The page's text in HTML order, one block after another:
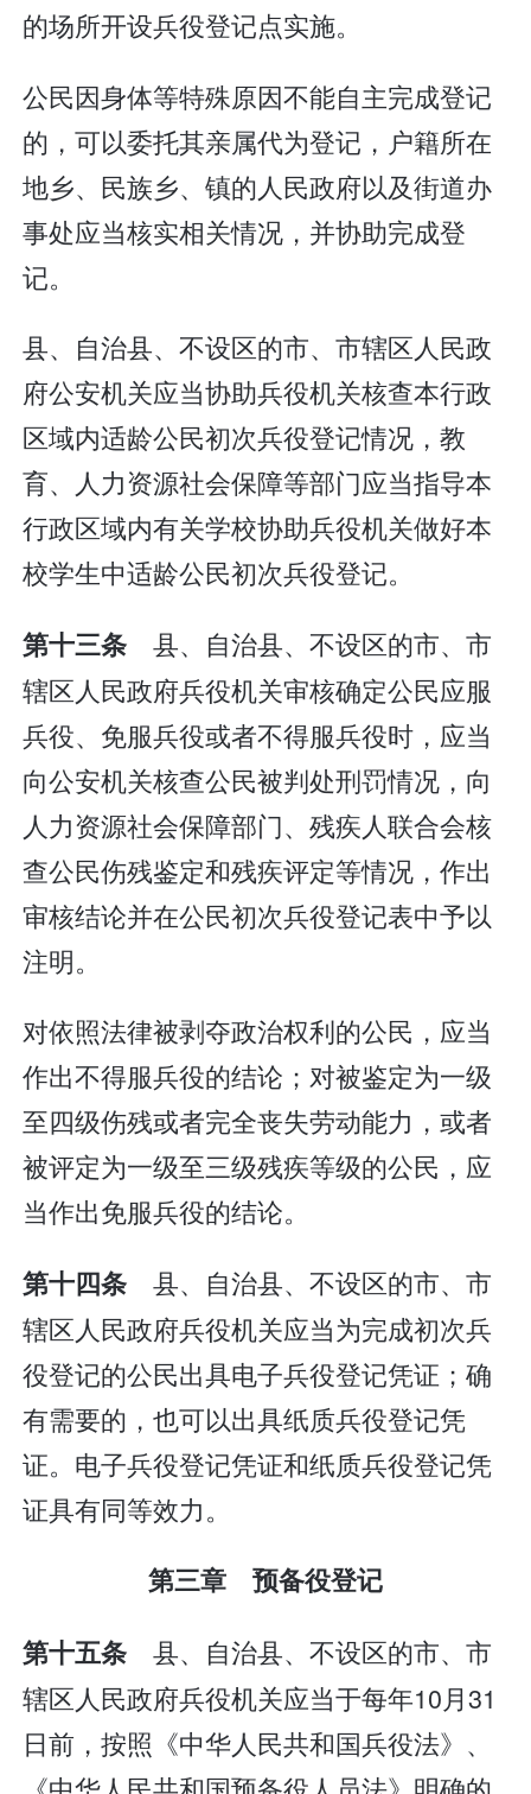
的场所开设兵役登记点实施。
公民因身体等特殊原因不能自主完成登记
的，可以委托其亲属代为登记，户籍所在
地乡、民族乡、镇的人民政府以及街道办
事处应当核实相关情况，并协助完成登
记。
县、自治县、不设区的市、市辖区人民政
府公安机关应当协助兵役机关核查本行政
区域内适龄公民初次兵役登记情况，教
育、人力资源社会保障等部门应当指导本
行政区域内有关学校协助兵役机关做好本
校学生中适龄公民初次兵役登记。
第十三条县、自治县、不设区的市、市
辖区人民政府兵役机关审核确定公民应服
兵役、免服兵役或者不得服兵役时，应当
向公安机关核查公民被判处刑罚情况，向
人力资源社会保障部门、残疾人联合会核
查公民伤残鉴定和残疾评定等情况，作出
审核结论并在公民初次兵役登记表中予以
注明。
对依照法律被剥夺政治权利的公民，应当
作出不得服兵役的结论；对被鉴定为一级
至四级伤残或者完全丧失劳动能力，或者
被评定为一级至三级残疾等级的公民，应
当作出免服兵役的结论。
第十四条县、自治县、不设区的市、市
辖区人民政府兵役机关应当为完成初次兵
役登记的公民出具电子兵役登记凭证；确
有需要的，也可以出具纸质兵役登记凭
证。电子兵役登记凭证和纸质兵役登记凭
证具有同等效力。
第三章 预备役登记
第十五条县、自治县、不设区的市、市
辖区人民政府兵役机关应当于每年10月31
日前，按照《中华人民共和国兵役法》、